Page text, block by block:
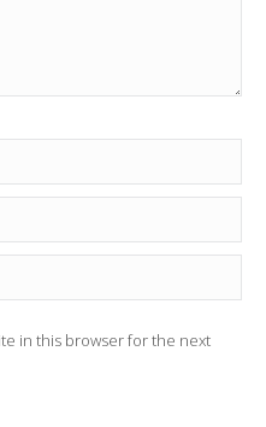
in this browser for the next